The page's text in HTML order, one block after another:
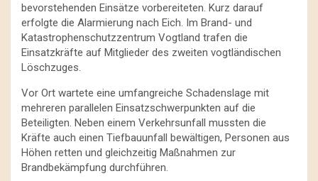
bevorstehenden Einsätze vorbereiteten. Kurz darauf
erfolgte die Alarmierung nach Eich. Im Brand- und
Katastrophenschutzzentrum Vogtland trafen die
Einsatzkräfte auf Mitglieder des zweiten vogtländischen
Löschzuges.
Vor Ort wartete eine umfangreiche Schadenslage mit
mehreren parallelen Einsatzschwerpunkten auf die
Beteiligten. Neben einem Verkehrsunfall mussten die
Kräfte auch einen Tiefbauunfall bewältigen, Personen aus
Höhen retten und gleichzeitig Maßnahmen zur
Brandbekämpfung durchführen.